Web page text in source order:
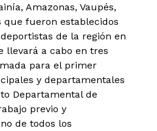
Amazonas, Vaupés,
que fueron establecidos
de la región en
llevará a cabo en tres
para el primer
y departamentales
Departamental de
previo y
de todos los